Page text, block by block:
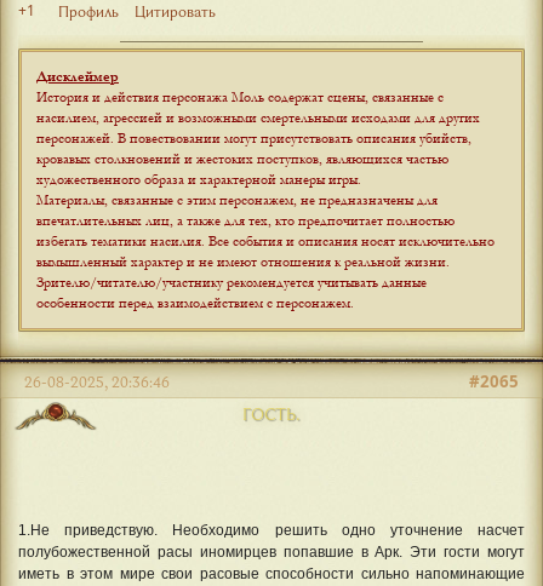
+1 Профиль Цитировать
Дисклеймер
История и действия персонажа Моль содержат сцены, связанные с
насилием, агрессией и возможными смертельными исходами для других
персонажей. В повествовании могут присутствовать описания убийств,
кровавых столкновений и жестоких поступков, являющихся частью
художественного образа и характерной манеры игры.
Материалы, связанные с этим персонажем, не предназначены для
впечатлительных лиц, а также для тех, кто предпочитает полностью
избегать тематики насилия. Все события и описания носят исключительно
вымышленный характер и не имеют отношения к реальной жизни.
Зрителю/читателю/участнику рекомендуется учитывать данные
особенности перед взаимодействием с персонажем.
ГОСТЬ.
#2065
26-08-2025, 20:36:46
1.Не приведствую. Необходимо решить одно уточнение насчет
полубожественной расы иномирцев попавшие в Арк. Эти гости могут
иметь в этом мире свои расовые способности сильно напоминающие